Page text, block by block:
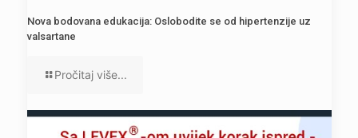
Nova bodovana edukacija: Oslobodite se od hipertenzije uz
valsartane
Pročitaj više...